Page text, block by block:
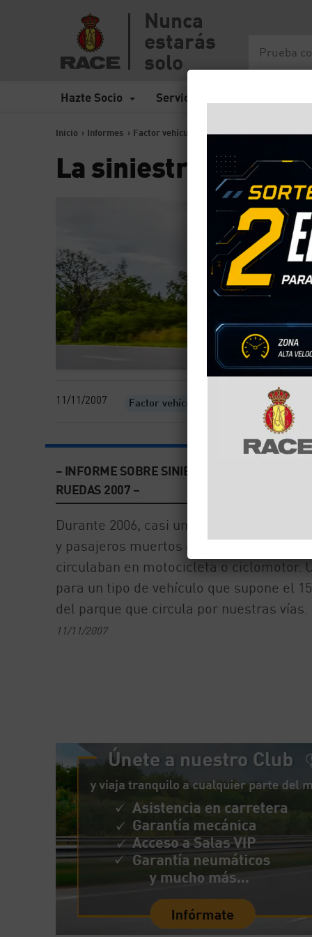
Nunca
estarás
solo
Hazte Socio Servicios
Inicio > Informes > Factor vehículo La siniestralidad de
La siniestralidad de
11/11/2007 Factor vehículo
– INFORME SOBRE SINIESTRALIDAD DE
RUEDAS 2007 –
Durante 2006, casi un 23 por ciento de
y pasajeros muertos en accidente de
circulaban en motocicleta o ciclomotor.
para un tipo de vehículo que supone el
del parque que circula por nuestras vías.
11/11/2007